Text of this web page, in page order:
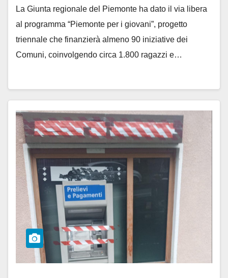
La Giunta regionale del Piemonte ha dato il via libera
al programma “Piemonte per i giovani”, progetto
triennale che finanzierà almeno 90 iniziative dei
Comuni, coinvolgendo circa 1.800 ragazzi e…